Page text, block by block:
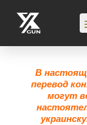
В
перевод
могут